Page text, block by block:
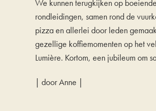
We kunnen terugkijken op
rondleidingen, samen rond de
pizza en allerlei door leden
gezellige koffiemomenten op het
Lumière. Kortom, een jubileum om
| door Anne |